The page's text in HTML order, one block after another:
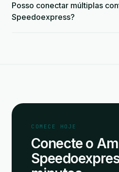
Posso conectar múltiplas
Speedoexpress?
COMECE HOJE
Conecte o